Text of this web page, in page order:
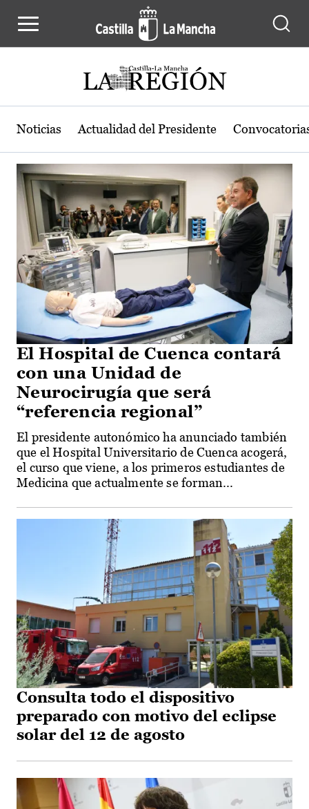
Actualidad de la región de Castilla-
Noticias Actualidad del Presidente
El Hospital de Cuenca contará
con una Unidad de
Neurocirugía que será
“referencia regional”
El presidente autonómico ha anunciado también
que el Hospital Universitario de Cuenca acogerá,
el curso que viene, a los primeros estudiantes de
Medicina que actualmente se forman...
Consulta todo el dispositivo
preparado con motivo del eclipse
solar del 12 de agosto